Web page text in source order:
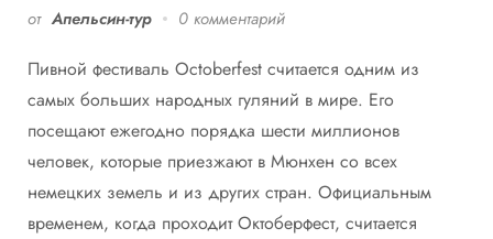
от Апельсин-тур 0 комментарий
Пивной фестиваль Octoberfest считается одним из
самых больших народных гуляний в мире. Его
посещают ежегодно порядка шести миллионов
человек, которые приезжают в Мюнхен со всех
немецких земель и из других стран. Официальным
временем, когда проходит Октоберфест, считается